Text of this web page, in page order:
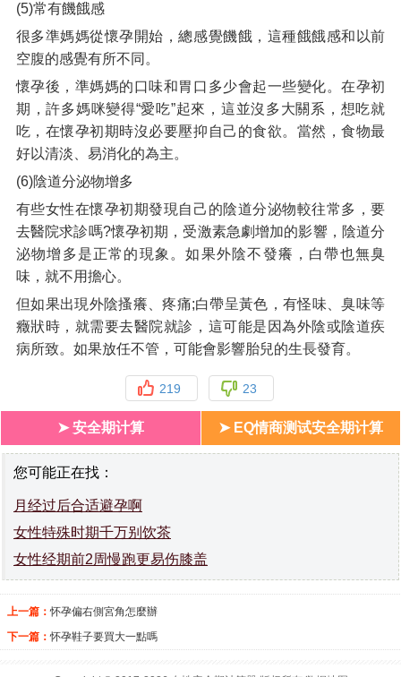
(5)常有饑餓感
很多準媽媽從懷孕開始，總感覺饑餓，這種餓餓感和以前
空腹的感覺有所不同。
懷孕後，準媽媽的口味和胃口多少會起一些變化。在孕初
期，許多媽咪變得“愛吃”起來，這並沒多大關系，想吃就
吃，在懷孕初期時沒必要壓抑自己的食欲。當然，食物最
好以清淡、易消化的為主。
(6)陰道分泌物增多
有些女性在懷孕初期發現自己的陰道分泌物較往常多，要
去醫院求診嗎?懷孕初期，受激素急劇增加的影響，陰道分
泌物增多是正常的現象。如果外陰不發癢，白帶也無臭
味，就不用擔心。
但如果出現外陰搔癢、疼痛;白帶呈黃色，有怪味、臭味等
癥狀時，就需要去醫院就診，這可能是因為外陰或陰道疾
病所致。如果放任不管，可能會影響胎兒的生長發育。
219 23
➤ 安全期计算 ➤ EQ情商测试安全期计算
您可能正在找：
月经过后合适避孕啊
女性特殊时期千万别饮茶
女性经期前2周慢跑更易伤膝盖
上一篇：怀孕偏右側宮角怎麼辦
下一篇：怀孕鞋子要買大一點嗎